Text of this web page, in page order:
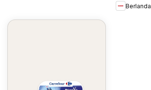
Berlanda